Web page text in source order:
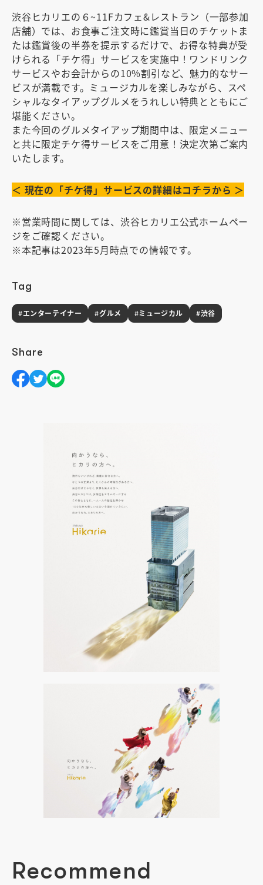
渋谷ヒカリエの６~11Fカフェ&レストラン（一部参加
店舗）では、お食事ご注文時に鑑賞当日のチケットま
たは鑑賞後の半券を提示するだけで、お得な特典が受
けられる「チケ得」サービスを実施中！ワンドリンク
サービスやお会計からの10%割引など、魅力的なサー
ビスが満載です。ミュージカルを楽しみながら、スペ
シャルなタイアップグルメをうれしい特典とともにご
堪能ください。
また今回のグルメタイアップ期間中は、限定メニュー
と共に限定チケ得サービスをご用意！決定次第ご案内
いたします。
＜ 現在の「チケ得」サービスの詳細はコチラから ＞
※営業時間に関しては、 渋谷ヒカリエ公式ホームペー
ジをご確認ください。
※本記事は2023年5月時点での情報です。
Tag
#エンターテイナー #グルメ #ミュージカル #渋谷
Share
Recommend